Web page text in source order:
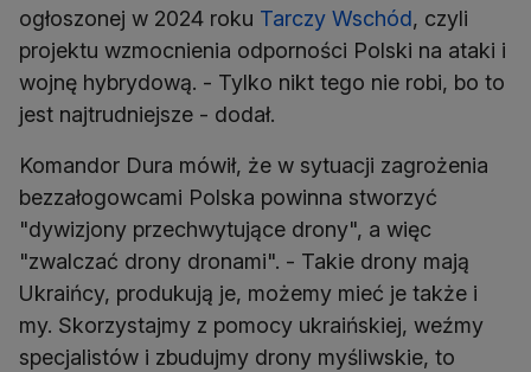
ogłoszonej w 2024 roku Tarczy Wschód, czyli
projektu wzmocnienia odporności Polski na ataki i
wojnę hybrydową. - Tylko nikt tego nie robi, bo to
jest najtrudniejsze - dodał.
Komandor Dura mówił, że w sytuacji zagrożenia
bezzałogowcami Polska powinna stworzyć
"dywizjony przechwytujące drony", a więc
"zwalczać drony dronami". - Takie drony mają
Ukraińcy, produkują je, możemy mieć je także i
my. Skorzystajmy z pomocy ukraińskiej, weźmy
specjalistów i zbudujmy drony myśliwskie, to